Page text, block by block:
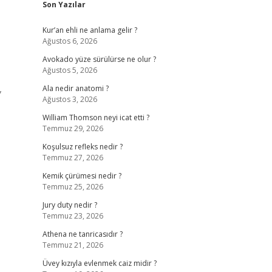
Son Yazılar
Kur’an ehli ne anlama gelir ?
Ağustos 6, 2026
Avokado yüze sürülürse ne olur ?
Ağustos 5, 2026
Ala nedir anatomi ?
Ağustos 3, 2026
William Thomson neyi icat etti ?
Temmuz 29, 2026
Koşulsuz refleks nedir ?
Temmuz 27, 2026
Kemik çürümesi nedir ?
Temmuz 25, 2026
Jury duty nedir ?
Temmuz 23, 2026
Athena ne tanricasıdır ?
Temmuz 21, 2026
Üvey kızıyla evlenmek caiz midir ?